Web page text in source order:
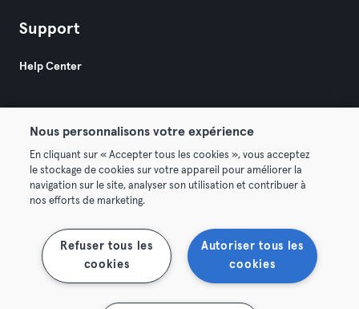
Support
Help Center
© 2026 Urban Sports Group GmbH. All rights reserved.
AGB Datenschutz
Vertrag hier kündigen Hier Verträge widerrufen
Nous personnalisons votre expérience
En cliquant sur « Accepter tous les cookies », vous acceptez
le stockage de cookies sur votre appareil pour améliorer la
navigation sur le site, analyser son utilisation et contribuer à
nos efforts de marketing.
Autoriser tous les
cookies
Refuser tous les
cookies